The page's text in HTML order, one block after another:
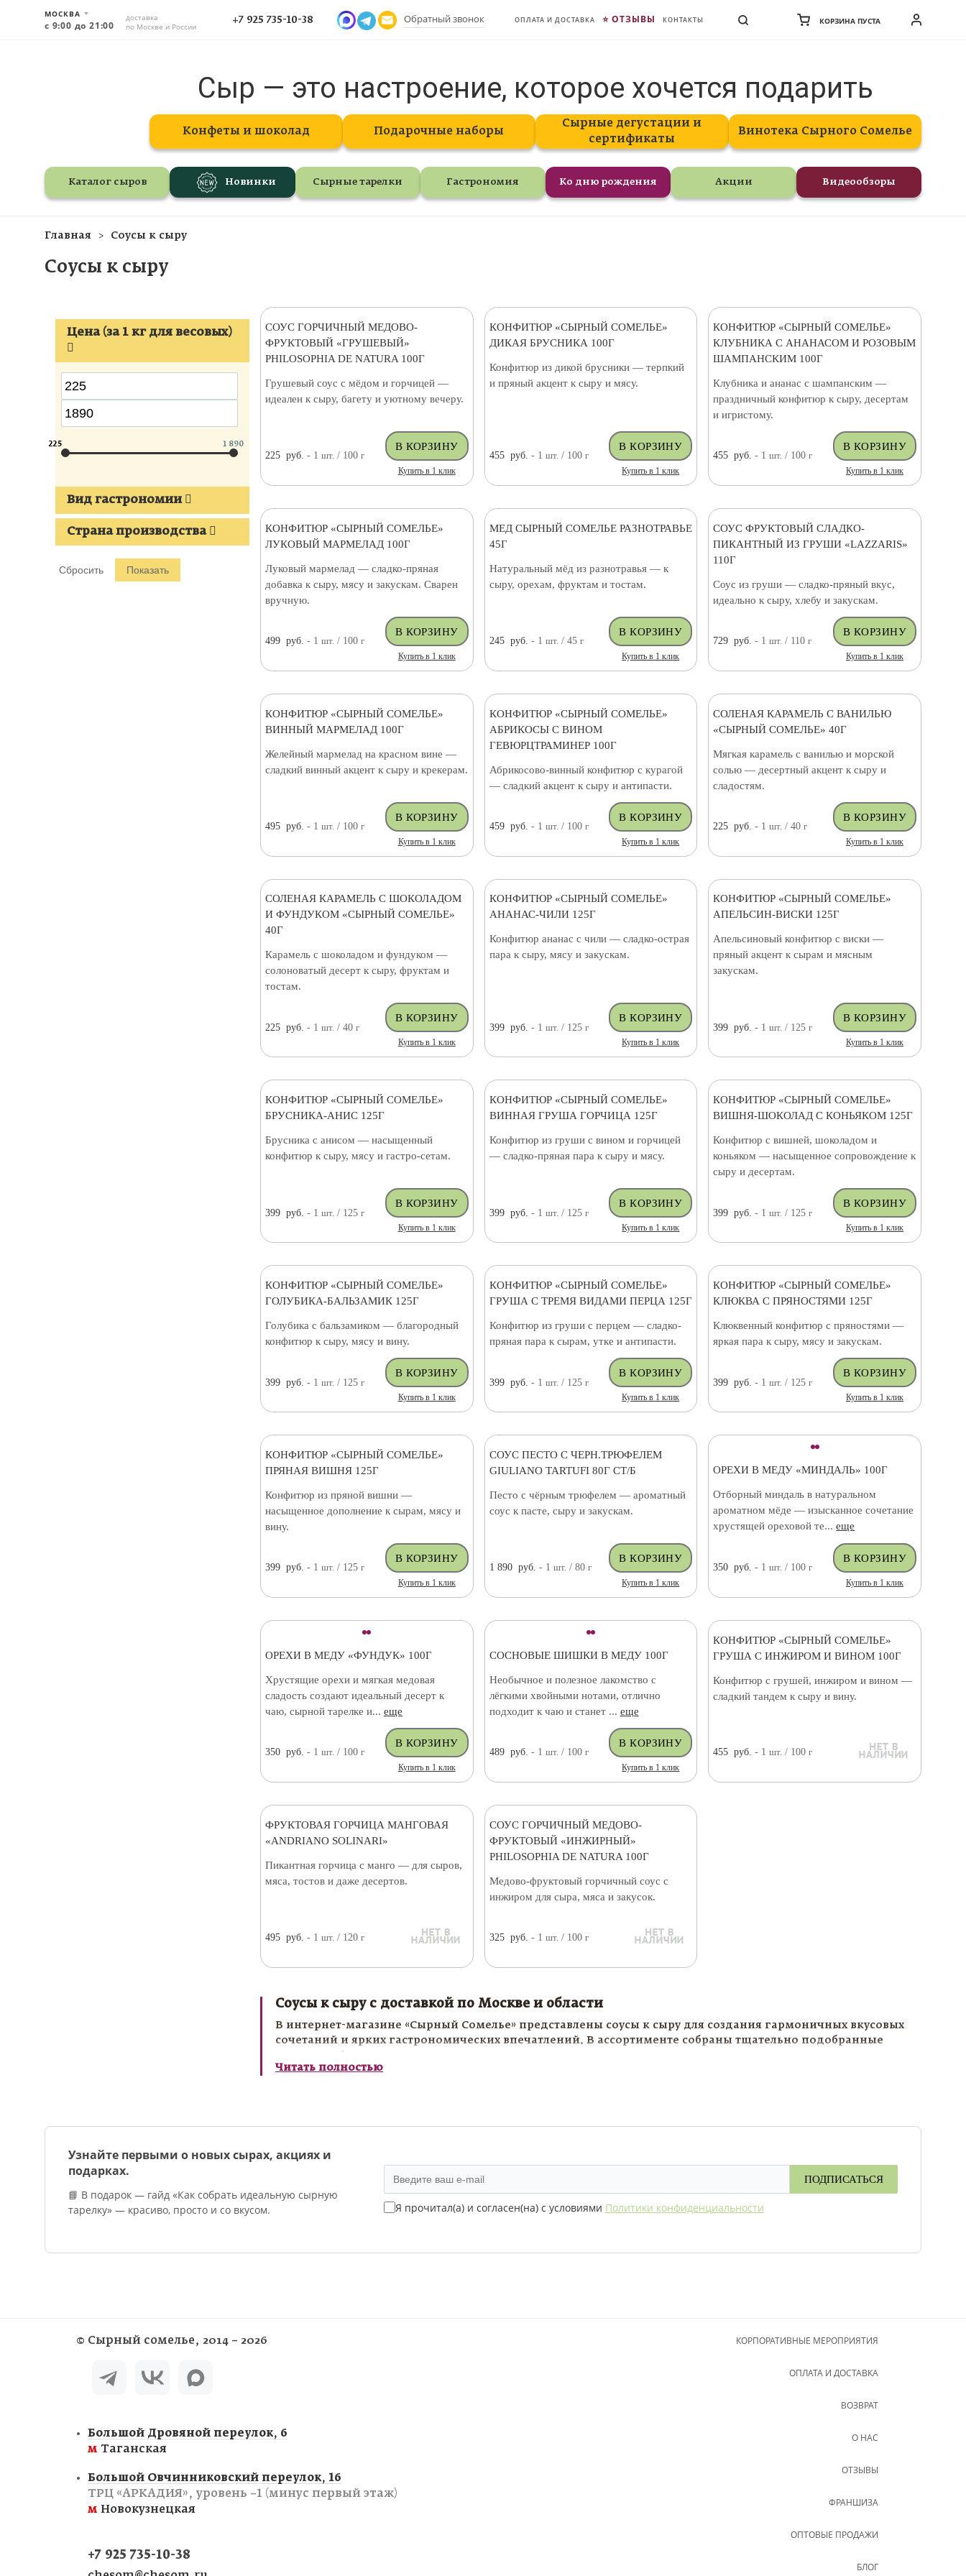
МОСКВА
с 9:00 до 21:00
доставка
по Москве и России
+7 925 735-10-38 Обратный звонок ОПЛАТА И ДОСТАВКА ОТЗЫВЫ КОНТАКТЫ КОРЗИНА ПУСТА
Сыр — это настроение, которое хочется подарить
Конфеты и шоколад Подарочные наборы
Сырные дегустации и
сертификаты
Винотека Сырного Сомелье
Каталог сыров Новинки Сырные тарелки Гастрономия Ко дню рождения Акции Видеообзоры
Главная Соусы к сыру
Соусы к сыру
Цена (за 1 кг для весовых)
225 1 890
Вид гастрономии
Страна производства
СОУС ГОРЧИЧНЫЙ МЕДОВО-
ФРУКТОВЫЙ «ГРУШЕВЫЙ»
PHILOSOPHIA DE NATURA 100Г
Грушевый соус с мёдом и горчицей —
идеален к сыру, багету и уютному вечеру.
225 руб. - 1 шт./ 100 г
Купить в 1 клик
КОНФИТЮР «СЫРНЫЙ СОМЕЛЬЕ»
ДИКАЯ БРУСНИКА 100Г
Конфитюр из дикой брусники — терпкий
и пряный акцент к сыру и мясу.
455 руб. - 1 шт./ 100 г
Купить в 1 клик
КОНФИТЮР «СЫРНЫЙ СОМЕЛЬЕ»
КЛУБНИКА С АНАНАСОМ И РОЗОВЫМ
ШАМПАНСКИМ 100Г
Клубника и ананас с шампанским —
праздничный конфитюр к сыру, десертам
и игристому.
455 руб. - 1шт. / 100г
Купить в 1 клик
КОНФИТЮР «СЫРНЫЙ СОМЕЛЬЕ»
ЛУКОВЫЙ МАРМЕЛАД 100Г
Луковый мармелад — сладко-пряная
добавка к сыру, мясу и закускам. Сварен
вручную.
499 руб. - 1 шт./ 100 г
Купить в 1 клик
МЕД СЫРНЫЙ СОМЕЛЬЕ РАЗНОТРАВЬЕ
45Г
Натуральный мёд из разнотравья — к
сыру, орехам, фруктам и тостам.
245 руб. - 1 шт./ 45 г
Купить в 1 клик
СОУС ФРУКТОВЫЙ СЛАДКО-
ПИКАНТНЫЙ ИЗ ГРУШИ «LAZZARIS»
110Г
Соус из груши — сладко-пряный вкус,
идеально к сыру, хлебу и закускам.
729 руб. - 1шт. / 110г
Купить в 1 клик
КОНФИТЮР «СЫРНЫЙ СОМЕЛЬЕ»
ВИННЫЙ МАРМЕЛАД 100Г
Желейный мармелад на красном вине —
сладкий винный акцент к сыру и крекерам.
495 руб. - 1 шт./ 100 г
Купить в 1 клик
КОНФИТЮР «СЫРНЫЙ СОМЕЛЬЕ»
АБРИКОСЫ С ВИНОМ
ГЕВЮРЦТРАМИНЕР 100Г
Абрикосово-винный конфитюр с курагой
— сладкий акцент к сыру и антипасти.
459 руб. - 1 шт./ 100 г
Купить в 1 клик
СОЛЕНАЯ КАРАМЕЛЬ С ВАНИЛЬЮ
«СЫРНЫЙ СОМЕЛЬЕ» 40Г
Мягкая карамель с ванилью и морской
солью — десертный акцент к сыру и
сладостям.
225 руб. - 1шт. / 40г
Купить в 1 клик
СОЛЕНАЯ КАРАМЕЛЬ С ШОКОЛАДОМ
И ФУНДУКОМ «СЫРНЫЙ СОМЕЛЬЕ»
40Г
Карамель с шоколадом и фундуком —
солоноватый десерт к сыру, фруктам и
тостам.
225 руб. - 1 шт. / 40 г
Купить в 1 клик
КОНФИТЮР «СЫРНЫЙ СОМЕЛЬЕ»
АНАНАС-ЧИЛИ 125Г
Конфитюр ананас с чили — сладко-острая
пара к сыру, мясу и закускам.
399 руб. - 1 шт. / 125 г
Купить в 1 клик
КОНФИТЮР «СЫРНЫЙ СОМЕЛЬЕ»
АПЕЛЬСИН-ВИСКИ 125Г
Апельсиновый конфитюр с виски —
пряный акцент к сырам и мясным
закускам.
399 руб. - 1шт. / 125г
Купить в 1 клик
КОНФИТЮР «СЫРНЫЙ СОМЕЛЬЕ»
БРУСНИКА-АНИС 125Г
Брусника с анисом — насыщенный
конфитюр к сыру, мясу и гастро-сетам.
399 руб. - 1 шт. / 125 г
Купить в 1 клик
КОНФИТЮР «СЫРНЫЙ СОМЕЛЬЕ»
ВИННАЯ ГРУША ГОРЧИЦА 125Г
Конфитюр из груши с вином и горчицей
— сладко-пряная пара к сыру и мясу.
399 руб. - 1 шт. / 125 г
Купить в 1 клик
КОНФИТЮР «СЫРНЫЙ СОМЕЛЬЕ»
ВИШНЯ-ШОКОЛАД С КОНЬЯКОМ 125Г
Конфитюр с вишней, шоколадом и
коньяком — насыщенное сопровождение к
сыру и десертам.
399 руб. - 1шт. / 125г
Купить в 1 клик
КОНФИТЮР «СЫРНЫЙ СОМЕЛЬЕ»
ГОЛУБИКА-БАЛЬЗАМИК 125Г
Голубика с бальзамиком — благородный
конфитюр к сыру, мясу и вину.
399 руб. - 1 шт. / 125 г
Купить в 1 клик
КОНФИТЮР «СЫРНЫЙ СОМЕЛЬЕ»
ГРУША С ТРЕМЯ ВИДАМИ ПЕРЦА 125Г
Конфитюр из груши с перцем — сладко-
пряная пара к сырам, утке и антипасти.
399 руб. - 1 шт. / 125 г
Купить в 1 клик
КОНФИТЮР «СЫРНЫЙ СОМЕЛЬЕ»
КЛЮКВА С ПРЯНОСТЯМИ 125Г
Клюквенный конфитюр с пряностями —
яркая пара к сыру, мясу и закускам.
399 руб. - 1шт. / 125г
Купить в 1 клик
КОНФИТЮР «СЫРНЫЙ СОМЕЛЬЕ»
ПРЯНАЯ ВИШНЯ 125Г
Конфитюр из пряной вишни —
насыщенное дополнение к сырам, мясу и
вину.
399 руб. - 1 шт./ 125 г
Купить в 1 клик
СОУС ПЕСТО С ЧЕРН.ТРЮФЕЛЕМ
GIULIANO TARTUFI 80Г СТ/Б
Песто с чёрным трюфелем — ароматный
соус к пасте, сыру и закускам.
1 890 руб. - 1 шт./ 80 г
Купить в 1 клик
ОРЕХИ В МЕДУ «МИНДАЛЬ» 100Г
Отборный миндаль в натуральном
ароматном мёде — изысканное сочетание
хрустящей ореховой те...еще
350 руб. - 1шт. / 100г
Купить в 1 клик
ОРЕХИ В МЕДУ «ФУНДУК» 100Г
Хрустящие орехи и мягкая медовая
сладость создают идеальный десерт к
чаю, сырной тарелке и... еще
350 руб. - 1 шт./ 100 г
Купить в 1 клик
СОСНОВЫЕ ШИШКИ В МЕДУ 100Г
Необычное и полезное лакомство с
лёгкими хвойными нотами, отлично
подходит к чаю и станет ... еще
489 руб. - 1 шт./ 100 г
Купить в 1 клик
КОНФИТЮР «СЫРНЫЙ СОМЕЛЬЕ»
ГРУША С ИНЖИРОМ И ВИНОМ 100Г
Конфитюр с грушей, инжиром и вином —
сладкий тандем к сыру и вину.
455 руб. - 1шт. / 100г
ФРУКТОВАЯ ГОРЧИЦА МАНГОВАЯ
«ANDRIANO SOLINARI»
Пикантная горчица с манго — для сыров,
мяса, тостов и даже десертов.
495 руб. - 1 шт./ 120 г
СОУС ГОРЧИЧНЫЙ МЕДОВО-
ФРУКТОВЫЙ «ИНЖИРНЫЙ»
PHILOSOPHIA DE NATURA 100Г
Медово-фруктовый горчичный соус с
инжиром для сыра, мяса и закусок.
325 руб. - 1 шт./ 100 г
Соусы к сыру с доставкой по Москве и области
В интернет-магазине «Сырный Сомелье» представлены соусы к сыру для создания гармоничных вкусовых
сочетаний и ярких гастрономических впечатлений. В ассортименте собраны тщательно подобранные
соусы, конфитюры и сладкие дополнения, идеально раскрывающие вкус различных сортов сыра.
Соусы к сыру прекрасно подходят для подачи на сырной тарелке, праздничном столе, романтическом
Заказать соусы к сыру с доставкой по Москве и области можно в интернет-магазине «Сырный Сомелье».
Читать полностью
Узнайте первыми о новых сырах, акциях и
подарках.
📘 В подарок — гайд «Как собрать идеальную сырную
тарелку» — красиво, просто и со вкусом.
ПОДПИСАТЬСЯ
Я прочитал(а) и согласен(на) с условиями Политики конфиденциальности
© Сырный сомелье, 2014 – 2026
Большой Дровяной переулок, 6
м Таганская
Большой Овчинниковский переулок, 16
ТРЦ «АРКАДИЯ», уровень −1 (минус первый этаж)
м Новокузнецкая
+7 925 735-10-38
КОРПОРАТИВНЫЕ МЕРОПРИЯТИЯ
ОПЛАТА И ДОСТАВКА
ВОЗВРАТ
О НАС
ОТЗЫВЫ
ФРАНШИЗА
ОПТОВЫЕ ПРОДАЖИ
БЛОГ